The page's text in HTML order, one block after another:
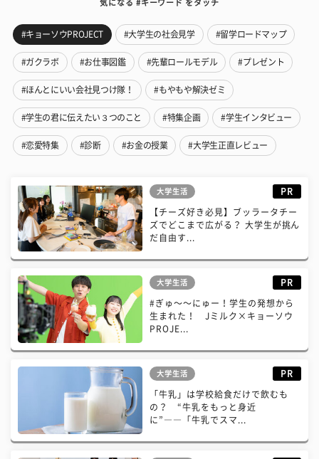
気になる #キーワード をタッチ
#キョーソウPROJECT #大学生の社会見学 #留学ロードマップ
#ガクラボ #お仕事図鑑 #先輩ロールモデル #プレゼント
#ほんとにいい会社見つけ隊！ #もやもや解決ゼミ
#学生の君に伝えたい３つのこと #特集企画 #学生インタビュー
#恋愛特集 #診断 #お金の授業 #大学生正直レビュー
大学生活 PR
【チーズ好き必見】ブッラータチー
ズでどこまで広がる？ 大学生が挑ん
だ自由す...
大学生活 PR
#ぎゅ〜〜にゅー！学生の発想から
生まれた！ Jミルク×キョーソウ
PROJE...
大学生活 PR
「牛乳」は学校給食だけで飲むも
の？ “牛乳をもっと身近
に”――「牛乳でスマ...